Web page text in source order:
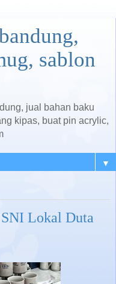
sablon
jual bahan baku
kipas, buat pin acrylic,
▼
Lokal Duta